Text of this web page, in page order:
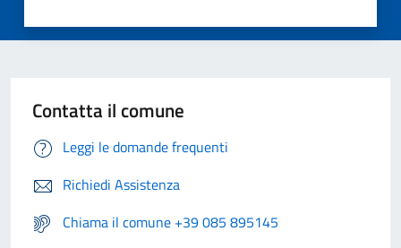
Contatta il comune
Leggi le domande frequenti
Richiedi Assistenza
Chiama il comune +39 085 895145